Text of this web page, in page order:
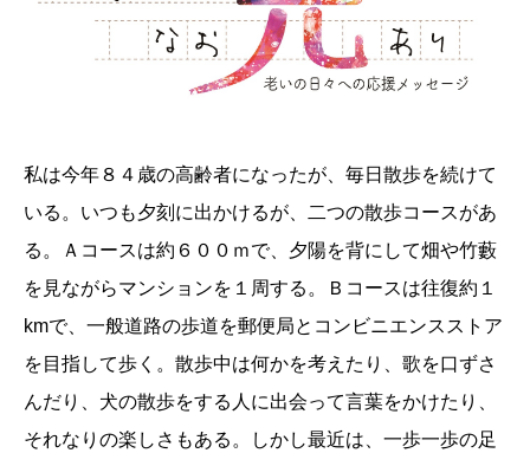
私は今年８４歳の高齢者になったが、毎日散歩を続けて
いる。いつも夕刻に出かけるが、二つの散歩コースがあ
る。Ａコースは約６００ｍで、夕陽を背にして畑や竹藪
を見ながらマンションを１周する。Ｂコースは往復約１
kmで、一般道路の歩道を郵便局とコンビニエンスストア
を目指して歩く。散歩中は何かを考えたり、歌を口ずさ
んだり、犬の散歩をする人に出会って言葉をかけたり、
それなりの楽しさもある。しかし最近は、一歩一歩の足